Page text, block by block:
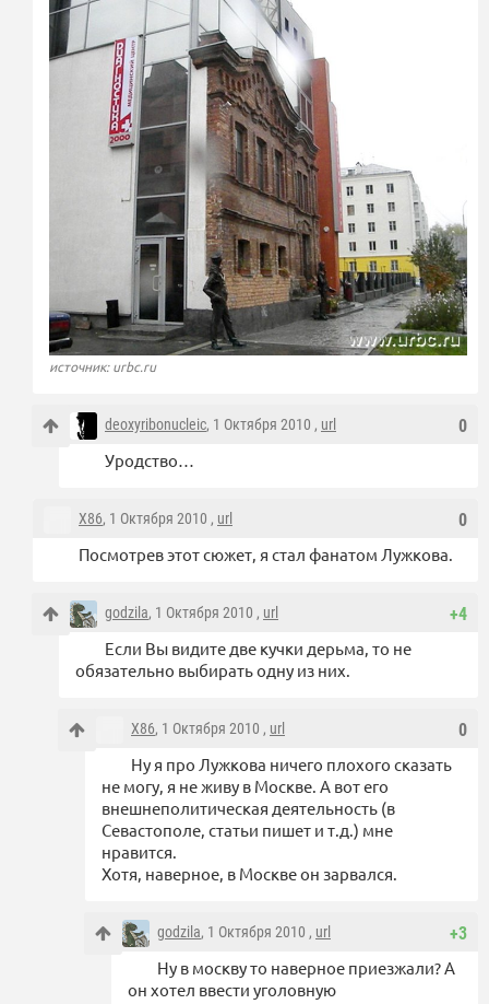
источник: urbc.ru
0
deoxyribonucleic, 1 Октября 2010 , url
Уродство…
0
X86, 1 Октября 2010 , url
Посмотрев этот сюжет, я стал фанатом Лужкова.
+4
godzila, 1 Октября 2010 , url
Если Вы видите две кучки дерьма, то не
обязательно выбирать одну из них.
0
X86, 1 Октября 2010 , url
Ну я про Лужкова ничего плохого сказать
не могу, я не живу в Москве. А вот его
внешнеполитическая деятельность (в
Севастополе, статьи пишет и т.д.) мне
нравится.
Хотя, наверное, в Москве он зарвался.
+3
godzila, 1 Октября 2010 , url
Ну в москву то наверное приезжали? А
он хотел ввести уголовную